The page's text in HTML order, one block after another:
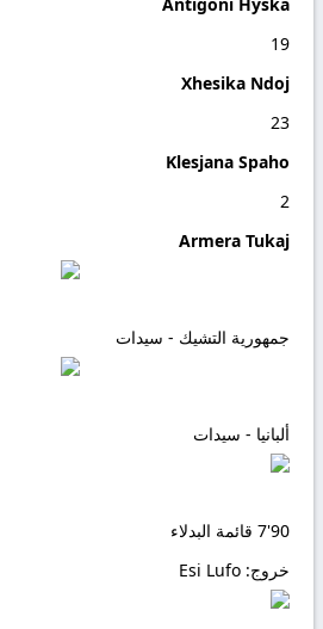
19
Xhesika Ndoj
23
Klesjana Spaho
2
Armera Tukaj
جمهورية التشيك - سيدات
ألبانيا - سيدات
90'
7 قائمة البدلاء
خروج: